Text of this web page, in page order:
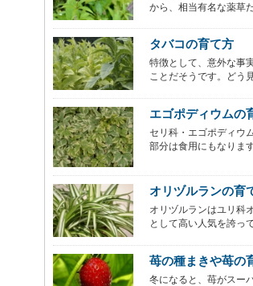
から、相当有名な薬草
タバコの育て方
特徴として、意外な事
ことだそうです。どう
エゴポディウムの
セリ科・エゴポディウ
部分は食用にもなりま
オリヅルランの育
オリヅルランはユリ科
として高い人気を誇っ
苺の種まきや苺の
冬になると、苺がスー